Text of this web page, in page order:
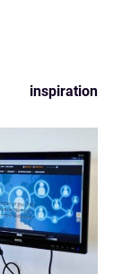
inspiration